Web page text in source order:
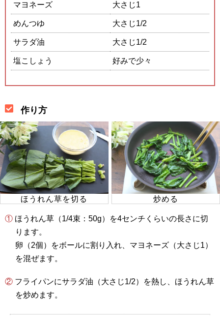
マヨネーズ 大さじ1
めんつゆ 大さじ1/2
サラダ油 大さじ1/2
塩こしょう 好みで少々
作り方
ほうれん草を切る 炒める
① ほうれん草（1/4束：50g）を4センチくらいの長さに切
ります。
卵（2個）をボールに割り入れ、マヨネーズ（大さじ1）
を混ぜます。
② フライパンにサラダ油（大さじ1/2）を熱し、ほうれん草
を炒めます。